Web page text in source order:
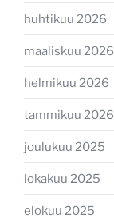
huhtikuu 2026
maaliskuu 2026
helmikuu 2026
tammikuu 2026
joulukuu 2025
lokakuu 2025
elokuu 2025